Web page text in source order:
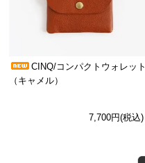
CINQ/コンパクトウォレット
（キャメル）
7,700円(税込)